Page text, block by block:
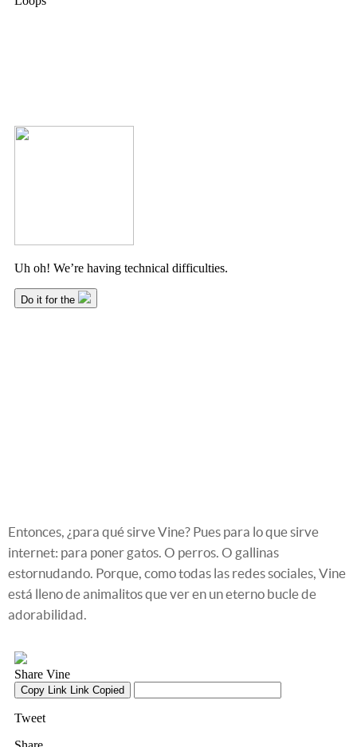
Entonces, ¿para qué sirve Vine? Pues para lo que sirve
internet: para poner gatos. O perros. O gallinas
estornudando. Porque, como todas las redes sociales, Vine
está lleno de animalitos que ver en un eterno bucle de
adorabilidad.